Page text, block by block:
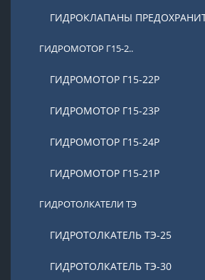
ГИДРОКЛАПАНЫ
ГИДРОМОТОР Г15-2..
ГИДРОМОТОР Г15-22Р
ГИДРОМОТОР Г15-23Р
ГИДРОМОТОР Г15-24Р
ГИДРОМОТОР Г15-21Р
ГИДРОТОЛКАТЕЛИ ТЭ
ГИДРОТОЛКАТЕЛЬ ТЭ-25
ГИДРОТОЛКАТЕЛЬ ТЭ-30